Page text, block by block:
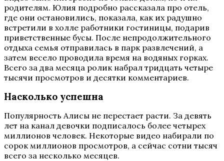
родителям. Юлия подробно рассказала про отель,
где они остановились, показала, как их радушно
встретили в холле работники гостиницы, подарив
приветственные бусы. После непродолжительного
отдыха семья отправилась в парк развлечений, а
затем весело проводила время на водяных горках.
Всего за два месяца ролик набрал тридцать четыре
тысячи просмотров и десятки комментариев.
Насколько успешна
Популярность Алисы не перестает расти. За девять
лет на канал девочки подписалось более четырех
миллионов человек. Некоторые видео набирали по
сорок миллионов просмотров, а сейчас сотни тысяч
всего за несколько месяцев.